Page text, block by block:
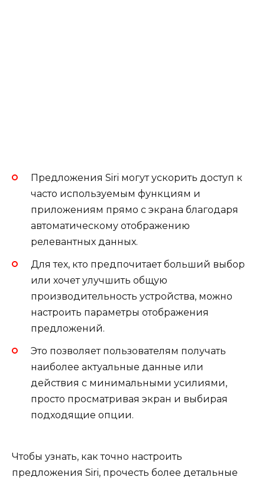
Предложения Siri могут ускорить доступ к
часто используемым функциям и
приложениям прямо с экрана благодаря
автоматическому отображению
релевантных данных.
Для тех, кто предпочитает больший выбор
или хочет улучшить общую
производительность устройства, можно
настроить параметры отображения
предложений.
Это позволяет пользователям получать
наиболее актуальные данные или
действия с минимальными усилиями,
просто просматривая экран и выбирая
подходящие опции.
Чтобы узнать, как точно настроить
предложения Siri, прочесть более детальные